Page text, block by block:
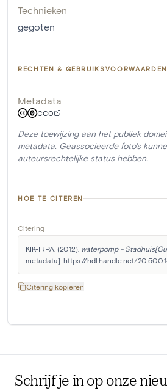
Technieken
gegoten
RECHTEN & GEBRUIKSVOORWAARDEN
Metadata
CC0
Deze toewijzing aan het publiek
metadata. Geassocieerde foto's
auteursrechtelijke status hebben.
HOE TE CITEREN
Citering
KIK-IRPA. (2012). waterpomp -
metadata]. https://hdl.handle.net/
Citering kopiëren
Schrijf je in op onze